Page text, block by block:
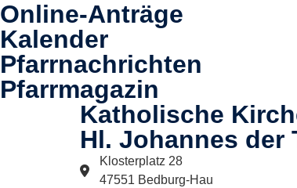
Online-Anträge
Kalender
Pfarrnachrichten
Pfarrmagazin
Katholische
Hl. Johannes der
Klosterplatz 28
47551 Bedburg-Hau